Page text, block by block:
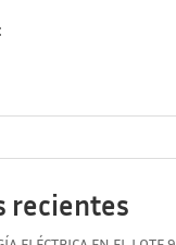
recientes